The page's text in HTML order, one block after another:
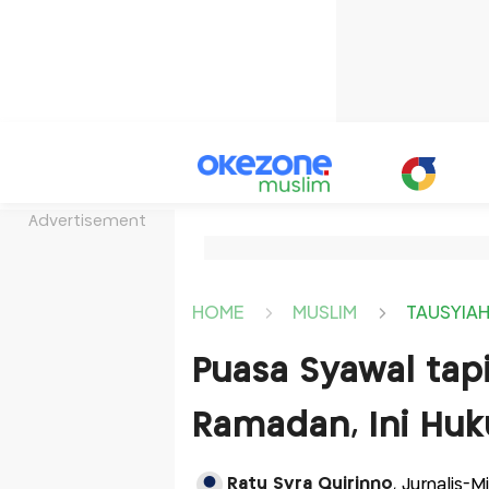
Advertisement
HOME MUSLIM TAUSYIAH
Puasa Syawal
Ramadan, Ini
Ratu Syra Quirinno, Jurnalis-